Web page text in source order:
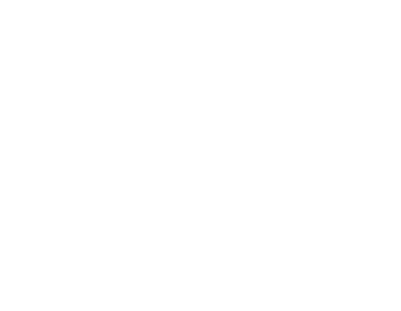
ることをご了承くださ
ロン制御機器販売店・
しないようお願いしま
ンバーズにご登録され
することをご了承くだ
の範囲」に記載されて
ものではありません。
出荷製品に未対応品が
ーテル類) : 1000ppm、
ジル) : 1000ppm、
を及ぼさない年数を意
よう必要な手段を講じ
並びにこれらの製造装
第三者に通知します。
場合は、取り引きをい
当のオムロン制御